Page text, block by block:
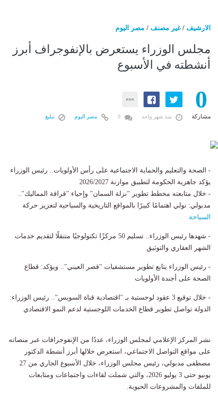
الارشيف /غير مصنف / مصر اليوم
مجلس الوزراء يستعرض بالإنفوجراف أبرز
أنشطته في الأسبوع
0
مشاركة منذ شهر واحد مصر اليوم تبليغ
⁠- الصحة والتعليم والحماية الاجتماعية على رأس الأولويات.. رئيس الوزراء
يؤكد جاهزية الحكومة لتطبيق موازنة 2026/2027
- خلال متابعته مخطط تطوير "نزلة السمان" وإحياء "قرافة المماليك"..
مدبولي: نولي اهتمامًا كبيرًا بالمواقع التاريخية والسياحية لتعزيز حركة
السياحة
- شهدها رئيس الوزراء.. تسليم 50 مركزًا تكنولوجيًا متنقلًا لتقديم خدمات
الشهر العقاري والتوثيق
- رئيس الوزراء يتابع تطوير مستشفيات "قصر العيني".. ويؤكد: قطاع
الصحة على أجندة الأولويات
- خلال توقيع 3 عقود لوجستية بـ "اقتصادية قناة السويس".. رئيس الوزراء:
الدولة تواصل تطوير قطاع الخدمات اللوجستية لدعم النمو الاقتصادي
نشر المركز الإعلامي لمجلس الوزراء، عددًا من الإنفوجرافات عبر منصاته
على مواقع التواصل الاجتماعي، استعرض خلالها أبرز أنشطة الدكتور
مصطفى مدبولي، رئيس مجلس الوزراء، خلال الأسبوع الجاري من 27
يونيو حتى 3 يوليو 2026، والتي شملت لقاءات واجتماعات ومتابعات
للملفات والمشروعات الحيوية.